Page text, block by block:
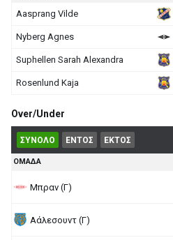
Aasprang Vilde
Nyberg Agnes
Suphellen Sarah Alexandra
Rosenlund Kaja
Over/Under
ΣΥΝΟΛΟ ΕΝΤΟΣ ΕΚΤΟΣ
ΟΜΑΔΑ
Μπραν (Γ)
Αάλεσουντ (Γ)